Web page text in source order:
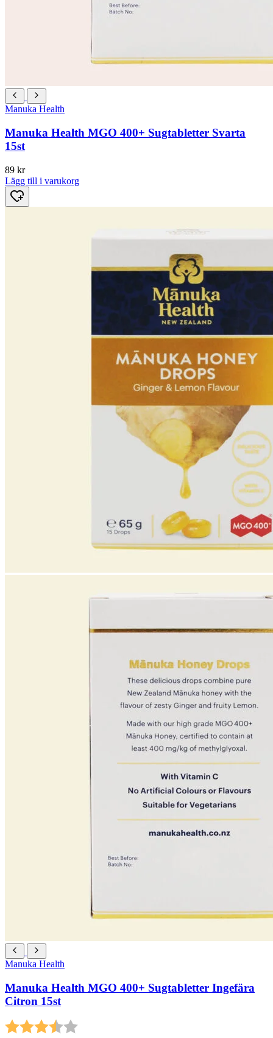
Manuka Health
Manuka Health MGO 400+ Sugtabletter Svarta
15st
89 kr
Lägg till i varukorg
Manuka Health
Manuka Health MGO 400+ Sugtabletter Ingefära
Citron 15st
Betyg: